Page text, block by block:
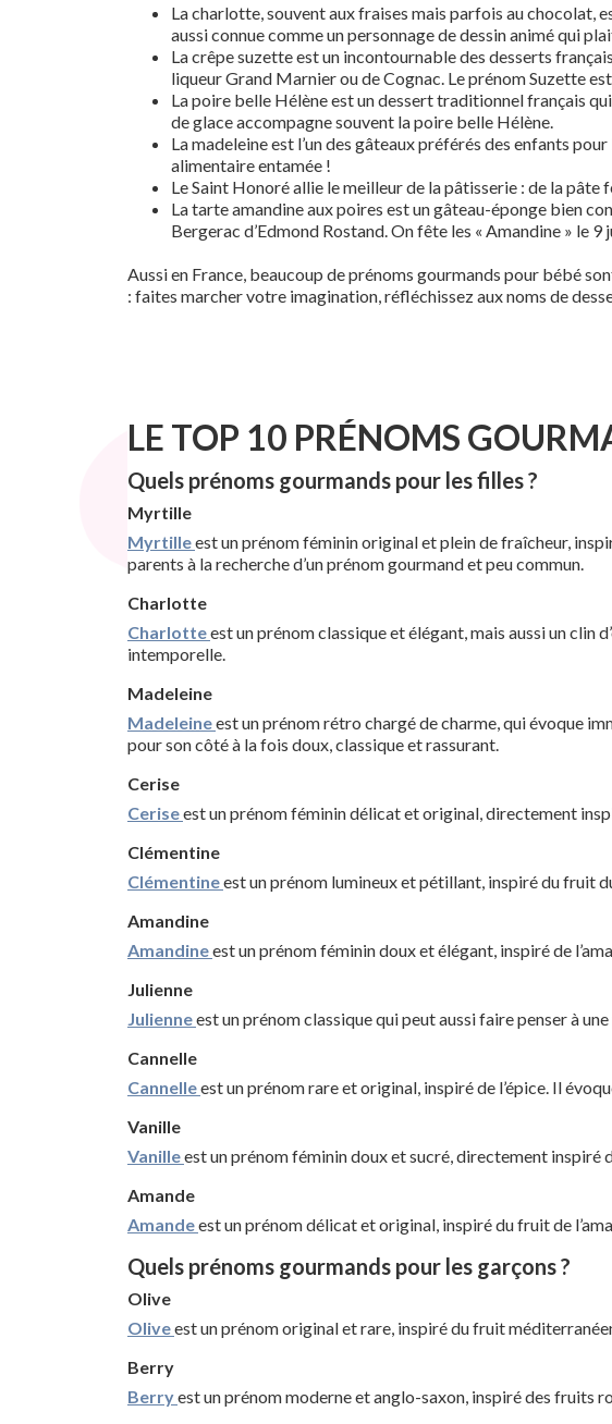
La charlotte, souvent aux fraises mais parfois au chocolat,
aussi connue comme un personnage de dessin animé qui
La crêpe suzette est un incontournable des desserts
liqueur Grand Marnier ou de Cognac. Le prénom Suzette
La poire belle Hélène est un dessert traditionnel français
de glace accompagne souvent la poire belle Hélène.
La madeleine est l’un des gâteaux préférés des enfants
alimentaire entamée !
Le Saint Honoré allie le meilleur de la pâtisserie : de la
La tarte amandine aux poires est un gâteau-éponge bien
Bergerac d’Edmond Rostand. On fête les « Amandine » le 9
Aussi en France, beaucoup de prénoms gourmands pour bébé
: faites marcher votre imagination, réfléchissez aux noms de
LE TOP 10 PRÉNOMS
Quels prénoms gourmands pour les filles ?
Myrtille
Myrtilleest un prénom féminin original et plein de fraîcheur,
parents à la recherche d’un prénom gourmand et peu commun.
Charlotte
Charlotteest un prénom classique et élégant, mais aussi un
intemporelle.
Madeleine
Madeleineest un prénom rétro chargé de charme, qui évoque
pour son côté à la fois doux, classique et rassurant.
Cerise
Ceriseest un prénom féminin délicat et original, directement
Clémentine
Clémentineest un prénom lumineux et pétillant, inspiré du fruit
Amandine
Amandineest un prénom féminin doux et élégant, inspiré de
Julienne
Julienneest un prénom classique qui peut aussi faire penser à
Cannelle
Cannelleest un prénom rare et original, inspiré de l’épice. Il
Vanille
Vanilleest un prénom féminin doux et sucré, directement inspiré
Amande
Amandeest un prénom délicat et original, inspiré du fruit de
Quels prénoms gourmands pour les garçons ?
Olive
Oliveest un prénom original et rare, inspiré du fruit
Berry
Berryest un prénom moderne et anglo-saxon, inspiré des fruits